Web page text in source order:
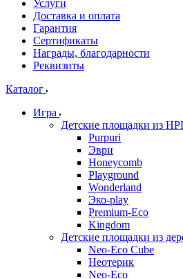
Услуги
Доставка и оплата
Гарантия
Сертификаты
Награды, благодарности
Реквизиты
Каталог
Игра
Детские площадки из
Purpuri
Эври
Honeycomb
Playground
Wonderland
Эко-play
Premium-Eco
Kingdom
Детские площадки из
Neo-Eco Cube
Неотерик
Neo-Eco